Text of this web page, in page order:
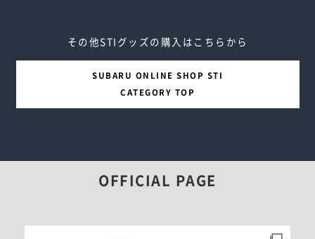
その他STIグッズの購入はこちらから
SUBARU ONLINE SHOP STI
CATEGORY TOP
OFFICIAL PAGE